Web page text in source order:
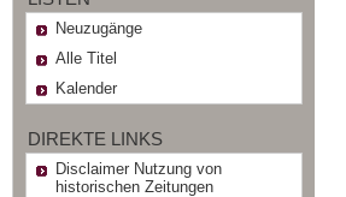
Neuzugänge
Alle Titel
Kalender
DIREKTE LINKS
Disclaimer Nutzung von
historischen Zeitungen